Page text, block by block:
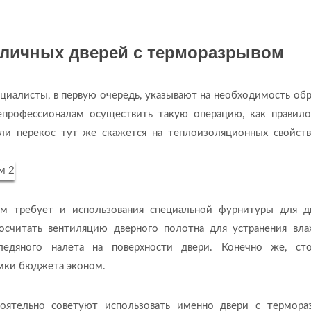
дверей с терморазрывом
в первую очередь, указывают на необходимость
осуществить такую операцию, как
перекос тут же скажется на теплоизоляционных
требует и использования специальной фурнитуры для
вентиляцию дверного полотна для устранения
налета на поверхности двери. Конечно же,
бюджета эконом.
советуют использовать именно двери с